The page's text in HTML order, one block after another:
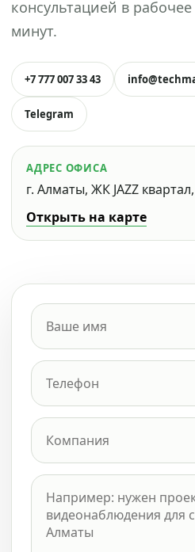
консультацией в
минут.
+7 777 007 33 43
Telegram
АДРЕС ОФИСА
г. Алматы, ЖК JAZZ
Открыть на карте